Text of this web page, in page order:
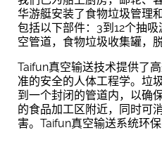
华游艇安装了食物垃圾管理
包括以下部件：3到12个抽
空管道，食物垃圾收集罐，
Taifun真空输送技术提供了
准的安全的人体工程学。垃
到一个封闭的管道内，以确
的食品加工区附近，同时可
害。Taifun真空输送系统环保